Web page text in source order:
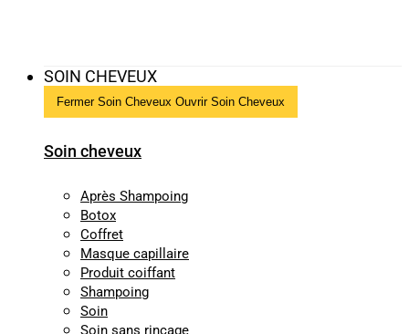
SOIN CHEVEUX
Fermer Soin Cheveux Ouvrir Soin Cheveux
Soin cheveux
Après Shampoing
Botox
Coffret
Masque capillaire
Produit coiffant
Shampoing
Soin
Soin sans rinçage